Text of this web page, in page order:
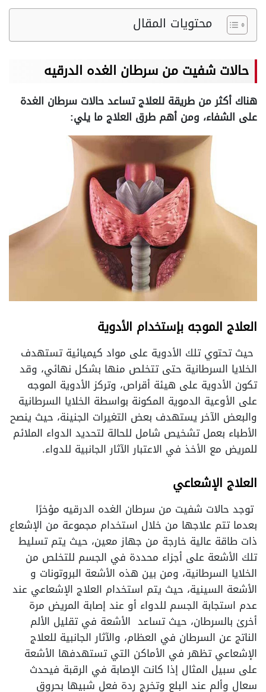
محتويات المقال
حالات شفيت من سرطان الغده الدرقيه
هناك أكثر من طريقة للعلاج تساعد حالات سرطان الغدة
على الشفاء، ومن أهم طرق العلاج ما يلي:
العلاج الموجه بإستخدام الأدوية
حيث تحتوي تلك الأدوية على مواد كيميائية تستهدف
الخلايا السرطانية حتى تتخلص منها بشكل نهائي، وقد
تكون الأدوية على هيئة أقراص، وتركز الأدوية الموجه
على الأوعية الدموية المكونة بواسطة الخلايا السرطانية
والبعض الآخر يستهدف بعض التغيرات الجنينة، حيث ينصح
الأطباء بعمل تشخيص شامل للحالة لتحديد الدواء الملائم
للمريض مع الأخذ في الاعتبار الآثار الجانبية للدواء.
العلاج الإشعاعي
توجد حالات شفيت من سرطان الغده الدرقيه مؤخرًا
بعدما تتم علاجها من خلال استخدام مجموعة من الإشعاع
ذات طاقة عالية خارجة من جهاز معين، حيث يتم تسليط
تلك الأشعة على أجزاء محددة في الجسم للتخلص من
الخلايا السرطانية، ومن بين هذه الأشعة البروتونات و
الأشعة السينية، حيث يتم استخدام العلاج الإشعاعي عند
عدم استجابة الجسم للدواء أو عند إصابة المريض مرة
أخرىٰ بالسرطان، حيث تساعد الأشعة في تقليل الألم
الناتج عن السرطان في العظام، والآثار الجانبية للعلاج
الإشعاعي تظهر في الأماكن التي تستهدفها الأشعة
على سبيل المثال إذا كانت الإصابة في الرقبة فيحدث
سعال وألم عند البلع وتخرج ردة فعل شبيها بحروق